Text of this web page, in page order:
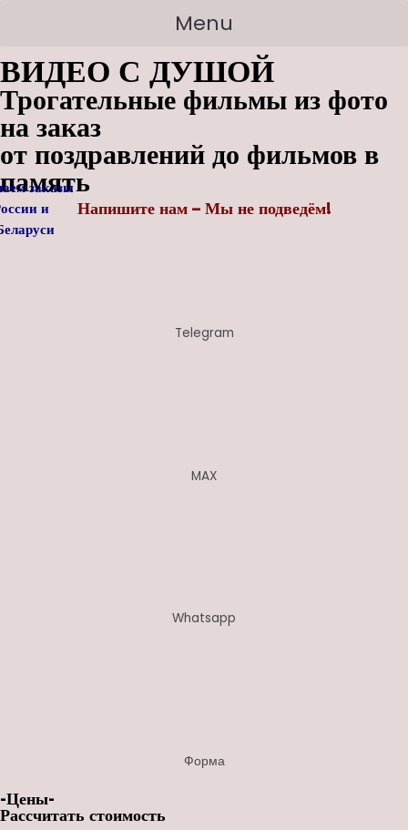
Menu
ВИДЕО С ДУШОЙ
Трогательные фильмы из фото
на заказ
от поздравлений до фильмов в
память
заказы
и
Напишите нам – Мы не подведём!
Telegram
MAX
Whatsapp
Форма
-Цены-
Рассчитать стоимость